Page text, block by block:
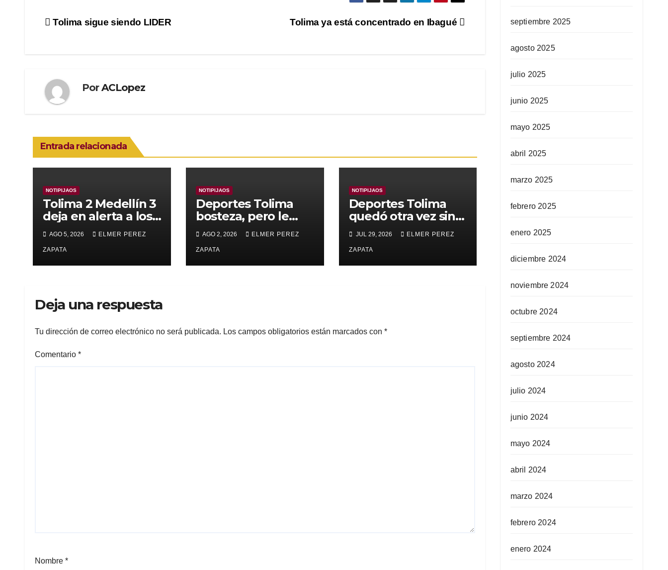
Navegación
Tolima ya está concentrado en Ibagué
Tolima sigue siendo LIDER
PorACLopez
Entrada relacionada
NOTIPIJAOS
Tolima 2 Medellín 3
deja en alerta a los
pijaos por su fútbol
irregular
AGO 5, 2026 ELMER PEREZ
ZAPATA
NOTIPIJAOS
Deportes Tolima
bosteza, pero le
alcanza para
superar a Alianza
Valledupar 2 A 1
AGO 2, 2026 ELMER PEREZ
ZAPATA
NOTIPIJAOS
Deportes Tolima
quedó otra vez sin
Copa
JUL 29, 2026 ELMER PEREZ
ZAPATA
Deja una respuesta
Tu dirección de correo electrónico no será publicada. Los campos obligatorios están marcados con *
Comentario *
Nombre *
septiembre 2025
agosto 2025
julio 2025
junio 2025
mayo 2025
abril 2025
marzo 2025
febrero 2025
enero 2025
diciembre 2024
noviembre 2024
octubre 2024
septiembre 2024
agosto 2024
julio 2024
junio 2024
mayo 2024
abril 2024
marzo 2024
febrero 2024
enero 2024